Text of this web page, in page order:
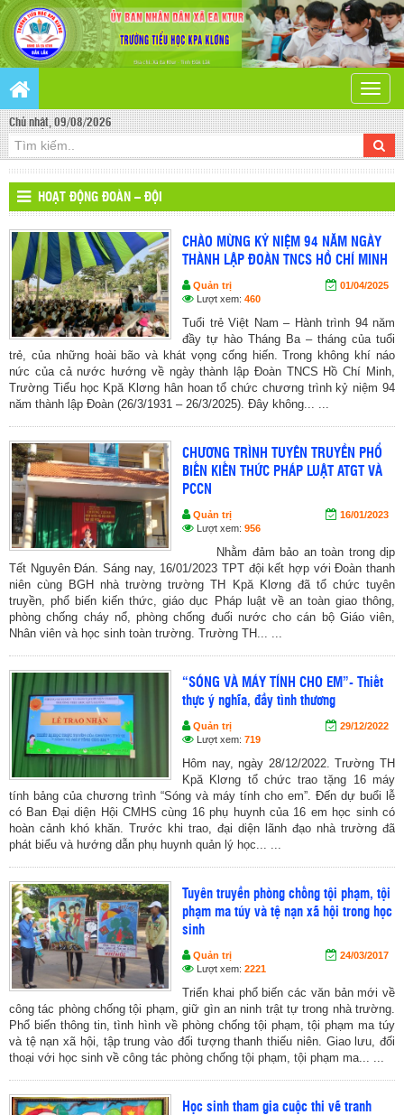
Toggle
Chủ nhật, 09/08/2026
HOẠT ĐỘNG ĐOÀN – ĐỘI
CHÀO MỪNG KỶ NIỆM 94 NĂM NGÀY
THÀNH LẬP ĐOÀN TNCS HỒ CHÍ MINH
Quản trị
01/04/2025
Lượt xem: 460
Tuổi trẻ Việt Nam – Hành trình 94 năm
đầy tự hào Tháng Ba – tháng của tuổi
trẻ, của những hoài bão và khát vọng cống hiến. Trong không khí náo
nức của cả nước hướng về ngày thành lập Đoàn TNCS Hồ Chí Minh,
Trường Tiểu học Kpă Klơng hân hoan tổ chức chương trình kỷ niệm 94
năm thành lập Đoàn (26/3/1931 – 26/3/2025). Đây không... ...
CHƯƠNG TRÌNH TUYÊN TRUYỀN PHỔ
BIẾN KIẾN THỨC PHÁP LUẬT ATGT VÀ
PCCN
Quản trị
16/01/2023
Lượt xem: 956
Nhằm đảm bảo an toàn trong dịp
Tết Nguyên Đán. Sáng nay, 16/01/2023 TPT đội kết hợp với Đoàn thanh
niên cùng BGH nhà trường trường TH Kpă Klơng đã tổ chức tuyên
truyền, phổ biến kiến thức, giáo dục Pháp luật về an toàn giao thông,
phòng chống cháy nổ, phòng chống đuối nước cho cán bộ Giáo viên,
Nhân viên và học sinh toàn trường. Trường TH... ...
“SÓNG VÀ MÁY TÍNH CHO EM”- Thiết
thực ý nghĩa, đầy tình thương
Quản trị
29/12/2022
Lượt xem: 719
Hôm nay, ngày 28/12/2022. Trường TH
Kpă Klơng tổ chức trao tặng 16 máy
tính bảng của chương trình “Sóng và máy tính cho em”. Đến dự buổi lễ
có Ban Đại diện Hội CMHS cùng 16 phụ huynh của 16 em học sinh có
hoàn cảnh khó khăn. Trước khi trao, đại diện lãnh đạo nhà trường đã
phát biểu và hướng dẫn phụ huynh quản lý học... ...
Tuyên truyền phòng chống tội phạm, tội
phạm ma túy và tệ nạn xã hội trong học
sinh
Quản trị
24/03/2017
Lượt xem: 2221
Triển khai phổ biến các văn bản mới về
công tác phòng chống tội phạm, giữ gìn an ninh trật tự trong nhà trường.
Phổ biến thông tin, tình hình về phòng chống tội phạm, tội phạm ma túy
và tệ nạn xã hội, tập trung vào đối tượng thanh thiếu niên. Giao lưu, đối
thoại với học sinh về công tác phòng chống tội phạm, tội phạm ma... ...
Học sinh tham gia cuộc thi vẽ tranh